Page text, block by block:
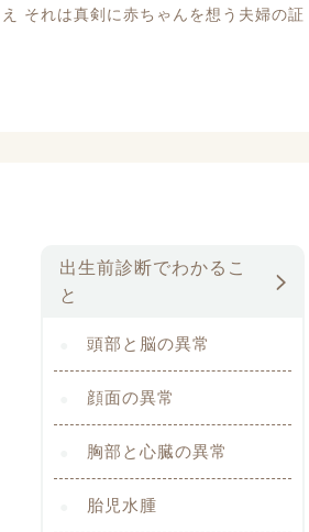
それは真剣に赤ちゃんを想う夫婦の証
出生前診断でわかるこ
と
頭部と脳の異常
顔面の異常
胸部と心臓の異常
胎児水腫